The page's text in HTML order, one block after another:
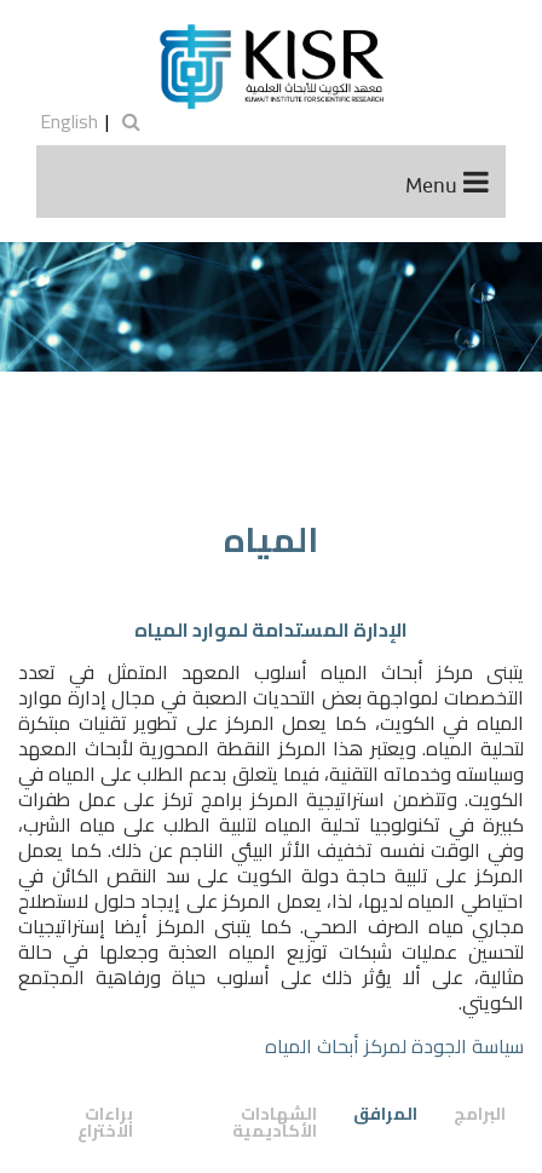
|
English
Menu
المياه
الإدارة المستدامة لموارد المياه
يتبنى مركز أبحاث المياه أسلوب المعهد المتمثل في تعدد
التخصصات لمواجهة بعض التحديات الصعبة في مجال إدارة موارد
المياه في الكويت، كما يعمل المركز على تطوير تقنيات مبتكرة
لتحلية المياه. ويعتبر هذا المركز النقطة المحورية لأبحاث المعهد
وسياسته وخدماته التقنية، فيما يتعلق بدعم الطلب على المياه في
الكويت. وتتضمن استراتيجية المركز برامج تركز على عمل طفرات
كبيرة في تكنولوجيا تحلية المياه لتلبية الطلب على مياه الشرب،
وفي الوقت نفسه تخفيف الأثر البيئي الناجم عن ذلك. كما يعمل
المركز على تلبية حاجة دولة الكويت على سد النقص الكائن في
احتياطي المياه لديها، لذا، يعمل المركز على إيجاد حلول لاستصلاح
مجاري مياه الصرف الصحي. كما يتبنى المركز أيضا إستراتيجيات
لتحسين عمليات شبكات توزيع المياه العذبة وجعلها في حالة
مثالية، على ألا يؤثر ذلك على أسلوب حياة ورفاهية المجتمع
الكويتي.
سياسة الجودة لمركز أبحاث المياه
البرامج المرافق الشهادات
الأكاديمية
براءات
الاختراع